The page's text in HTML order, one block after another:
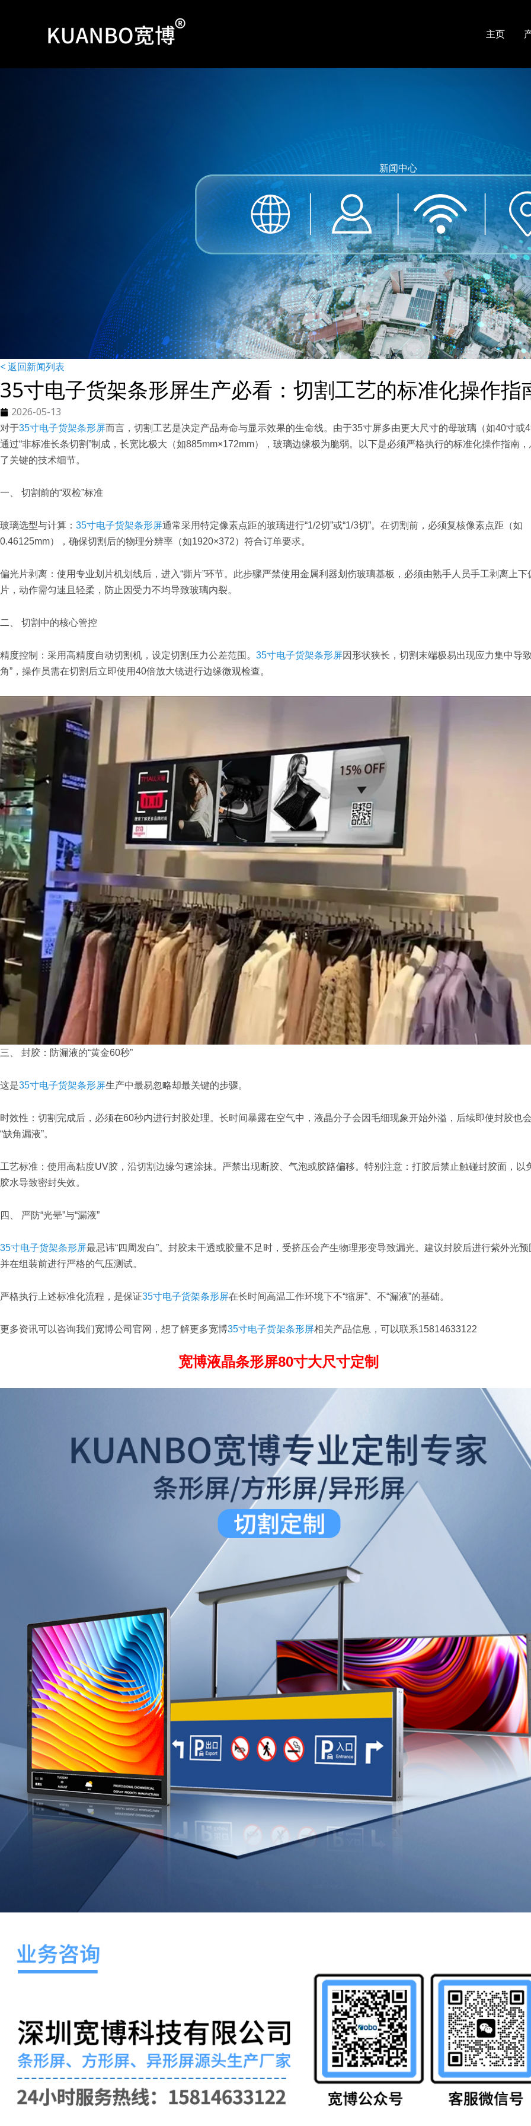
主页
新闻中心
< 返回新闻列表
35寸电子货架条形屏生产必看：切割工艺的标准化操作指
2026-05-13
对于35寸电子货架条形屏而言，切割工艺是决定产品寿命与显示效果的生命线。由于35寸屏多由更大尺寸的母玻璃（如40寸或
通过“非标准长条切割”制成，长宽比极大（如885mm×172mm），玻璃边缘极为脆弱。以下是必须严格执行的标准化操作指南
了关键的技术细节。
一、 切割前的“双检”标准
玻璃选型与计算： 35寸电子货架条形屏通常采用特定像素点距的玻璃进行“1/2切”或“1/3切”。在切割前，必须复核像素点距（如
0.46125mm），确保切割后的物理分辨率（如1920×372）符合订单要求。
偏光片剥离：使用专业划片机划线后，进入“撕片”环节。此步骤严禁使用金属利器划伤玻璃基板，必须由熟手人员手工剥离上下
片，动作需匀速且轻柔，防止因受力不均导致玻璃内裂。
二、 切割中的核心管控
精度控制：采用高精度自动切割机，设定切割压力公差范围。 35寸电子货架条形屏因形状狭长，切割末端极易出现应力集中导
角”，操作员需在切割后立即使用40倍放大镜进行边缘微观检查。
三、 封胶：防漏液的“黄金60秒”
这是35寸电子货架条形屏生产中最易忽略却最关键的步骤。
时效性：切割完成后，必须在60秒内进行封胶处理。长时间暴露在空气中，液晶分子会因毛细现象开始外溢，后续即使封胶也
“缺角漏液”。
工艺标准：使用高粘度UV胶，沿切割边缘匀速涂抹。严禁出现断胶、气泡或胶路偏移。特别注意：打胶后禁止触碰封胶面，以
胶水导致密封失效。
四、 严防“光晕”与“漏液”
35寸电子货架条形屏最忌讳“四周发白”。封胶未干透或胶量不足时，受挤压会产生物理形变导致漏光。建议封胶后进行紫外光预
并在组装前进行严格的气压测试。
严格执行上述标准化流程，是保证35寸电子货架条形屏在长时间高温工作环境下不“缩屏”、不“漏液”的基础。
更多资讯可以咨询我们宽博公司官网，想了解更多宽博35寸电子货架条形屏相关产品信息，可以联系15814633122
宽博液晶条形屏80寸大尺寸定制